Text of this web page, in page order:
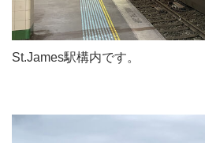
St.James駅構内です。